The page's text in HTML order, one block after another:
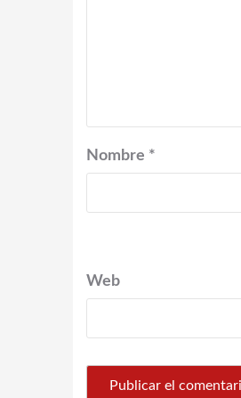
Nombre *
Web